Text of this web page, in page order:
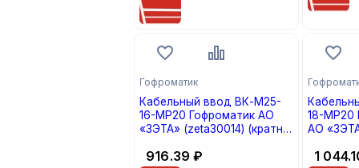
Гофроматик
Кабельный ввод ВК-М25-
16-МР20 Гофроматик АО
«ЗЭТА» (zeta30014) (кратно
916.39 ₽
18-МР20
АО
1